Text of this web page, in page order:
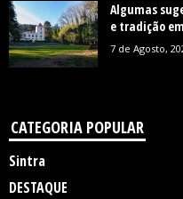
Algumas
e tradição
7 de Agosto,
CATEGORIA POPULAR
Sintra
DESTAQUE